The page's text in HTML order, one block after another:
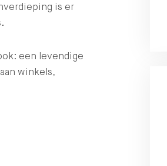
is er
een levendige
winkels,